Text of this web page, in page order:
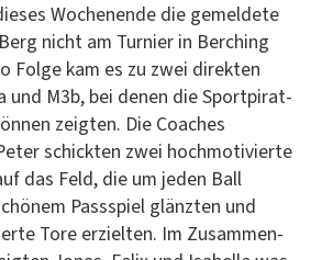
Woch­enende die gemeldete
nicht am Turnier in Berch­ing
Folge kam es zu zwei direk­ten
und M3b, bei denen die Sport­pi­rat­
zeigten. Die Coach­es
schick­ten zwei hochmo­tivierte
das Feld, die um jeden Ball
Passspiel glänzten und
Tore erziel­ten. Im Zusam­men­